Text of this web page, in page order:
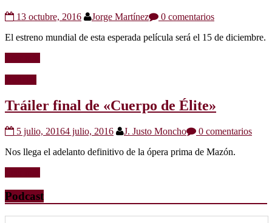
13 octubre, 2016 Jorge Martínez
0 comentarios
El estreno mundial de esta esperada película será el 15 de diciembre.
Tráiler final de «Cuerpo de Élite»
5 julio, 20164 julio, 2016 J. Justo Moncho
0 comentarios
Nos llega el adelanto definitivo de la ópera prima de Mazón.
Podcast